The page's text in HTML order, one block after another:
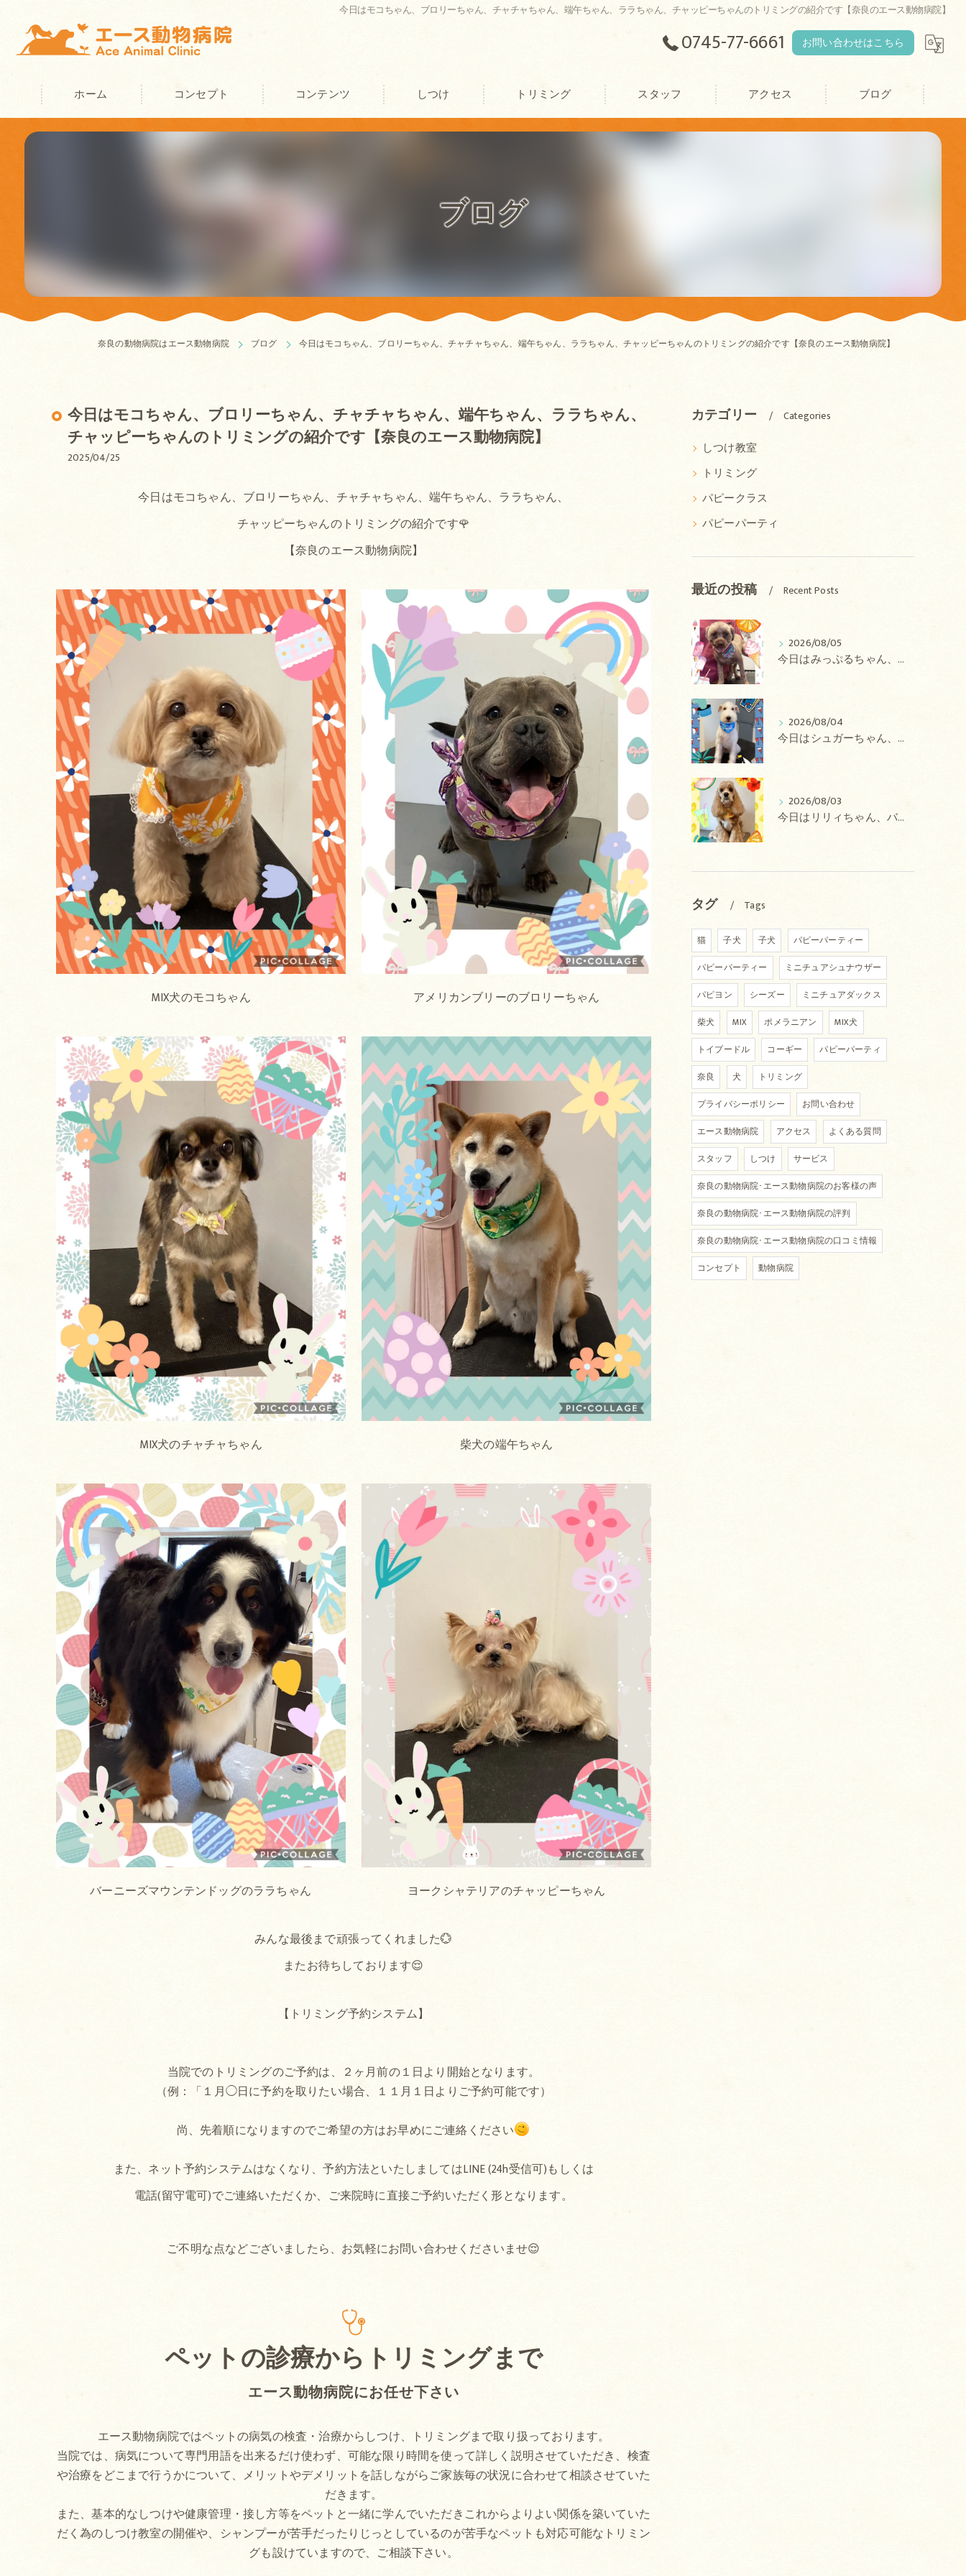
今日はモコちゃん、ブロリーちゃん、チャチャちゃん、端午ちゃん、ララちゃん、チャッピーちゃんのトリミングの紹介です【奈良のエース動物病院】
0745-77-6661 お問い合わせはこちら
ホーム コンセプト
奈良の動物病院･エース動物病院の口コミ情報
奈良の動物病院･エース動物病院の評判
奈良の動物病院･エース動物病院のお客様の声
コンテンツ しつけ トリミング スタッフ アクセス ブログ
ブログ
奈良の動物病院はエース動物病院 ブログ 今日はモコちゃん、ブロリーちゃん、チャチャちゃん、端午ちゃん、ララちゃん、チャッピーちゃんのトリミングの紹介です【奈良のエース動物病院】
今日はモコちゃん、ブロリーちゃん、チャチャちゃん、端午ちゃん、ララちゃん、
チャッピーちゃんのトリミングの紹介です【奈良のエース動物病院】
2025/04/25
今日はモコちゃん、ブロリーちゃん、チャチャちゃん、端午ちゃん、ララちゃん、
チャッピーちゃんのトリミングの紹介です🌹
【奈良のエース動物病院】
MIX犬のモコちゃん アメリカンブリーのブロリーちゃん
MIX犬のチャチャちゃん 柴犬の端午ちゃん
バーニーズマウンテンドッグのララちゃん ヨークシャテリアのチャッピーちゃん
みんな最後まで頑張ってくれました💮
またお待ちしております😌
【トリミング予約システム】
当院でのトリミングのご予約は、２ヶ月前の１日より開始となります。
（例：「１月◯日に予約を取りたい場合、１１月１日よりご予約可能です）
尚、先着順になりますのでご希望の方はお早めにご連絡ください
また、ネット予約システムはなくなり、予約方法といたしましてはLINE (24h受信可)もしくは
電話(留守電可)でご連絡いただくか、ご来院時に直接ご予約いただく形となります。
ご不明な点などございましたら、お気軽にお問い合わせくださいませ😌
エース動物病院にお任せ下さい
ペットの診療からトリミングまで
エース動物病院ではペットの病気の検査・治療からしつけ、トリミングまで取り扱っております。
当院では、病気について専門用語を出来るだけ使わず、可能な限り時間を使って詳しく説明させていただき、検査
や治療をどこまで行うかについて、メリットやデメリットを話しながらご家族毎の状況に合わせて相談させていた
だきます。
また、基本的なしつけや健康管理・接し方等をペットと一緒に学んでいただきこれからよりよい関係を築いていた
だく為のしつけ教室の開催や、シャンプーが苦手だったりじっとしているのが苦手なペットも対応可能なトリミン
グも設けていますので、ご相談下さい。
カテゴリー Categories
しつけ教室
トリミング
パピークラス
パピーパーティ
最近の投稿 Recent Posts
2026/08/05
今日はみっぷるちゃん、アトムちゃん、こたろうちゃん、ルルちゃん、アンジュちゃん、がぶちゃんのトリミングの紹介です【奈良のエース動物病院】
2026/08/04
今日はシュガーちゃん、あずきちゃん、ミルキーちゃん、コロンちゃん、ココちゃんのトリミングの紹介です【奈良のエース動物病院】
2026/08/03
今日はリリィちゃん、バディちゃん、プティちゃん、ナッツちゃん、レンちゃんのトリミングの紹介です【奈良のエース動物病院】
タグ Tags
猫 子犬 子犬
パピーパーティー
パピーパーティー
ミニチュアシュナウザー
パピヨン
シーズー
ミニチュアダックス
柴犬
MIX ポメラニアン
MIX犬
トイプードル
コーギー
パピーパーティ
奈良
犬
トリミング
プライバシーポリシー
お問い合わせ
エース動物病院
アクセス
よくある質問
スタッフ
しつけ
サービス
奈良の動物病院･エース動物病院のお客様の声
奈良の動物病院･エース動物病院の評判
奈良の動物病院･エース動物病院の口コミ情報
コンセプト
動物病院